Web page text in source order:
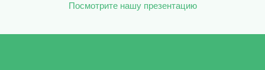
Посмотрите нашу презентацию